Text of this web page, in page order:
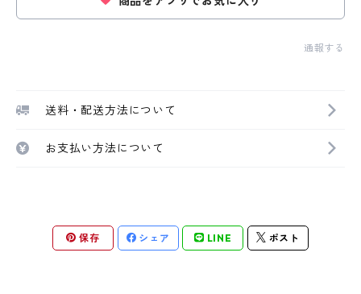
通報する
送料・配送方法について
お支払い方法について
保存 シェア LINE ポスト